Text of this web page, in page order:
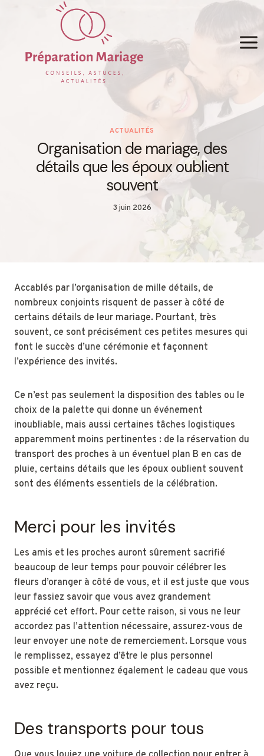
ACTUALITÉS
Organisation de mariage, des
détails que les époux oublient
souvent
3 juin 2026
Accablés par l’organisation de mille détails, de
nombreux conjoints risquent de passer à côté de
certains détails de leur mariage. Pourtant, très
souvent, ce sont précisément ces petites mesures qui
font le succès d’une cérémonie et façonnent
l’expérience des invités.
Ce n’est pas seulement la disposition des tables ou le
choix de la palette qui donne un événement
inoubliable, mais aussi certaines tâches logistiques
apparemment moins pertinentes : de la réservation du
transport des proches à un éventuel plan B en cas de
pluie, certains détails que les époux oublient souvent
sont des éléments essentiels de la célébration.
Merci pour les invités
Les amis et les proches auront sûrement sacrifié
beaucoup de leur temps pour pouvoir célébrer les
fleurs d’oranger à côté de vous, et il est juste que vous
leur fassiez savoir que vous avez grandement
apprécié cet effort. Pour cette raison, si vous ne leur
accordez pas l’attention nécessaire, assurez-vous de
leur envoyer une note de remerciement. Lorsque vous
le remplissez, essayez d’être le plus personnel
possible et mentionnez également le cadeau que vous
avez reçu.
Des transports pour tous